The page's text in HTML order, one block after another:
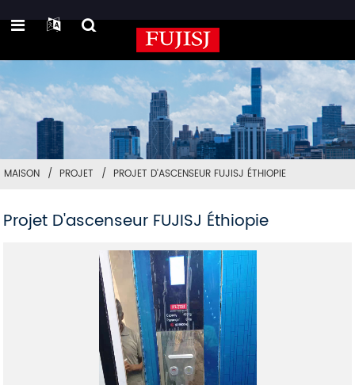
MAISON PROJET PROJET D'ASCENSEUR FUJISJ ÉTHIOPIE
Projet D'ascenseur FUJISJ Éthiopie